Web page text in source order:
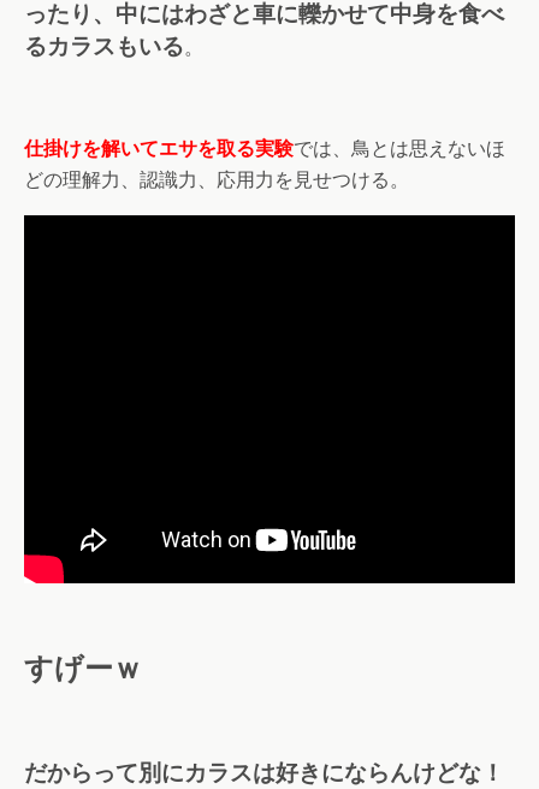
ったり、中にはわざと車に轢かせて中身を食べ
るカラスもいる。
仕掛けを解いてエサを取る実験では、鳥とは思えないほ
どの理解力、認識力、応用力を見せつける。
すげーｗ
だからって別にカラスは好きにならんけどな！